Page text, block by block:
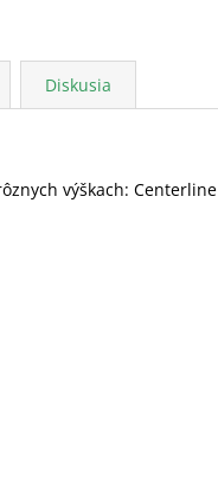
Diskusia
výškach: Centerline